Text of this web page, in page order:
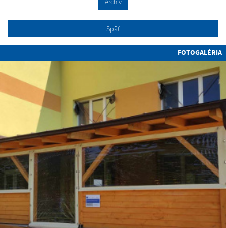
Späť
FOTOGALÉRIA